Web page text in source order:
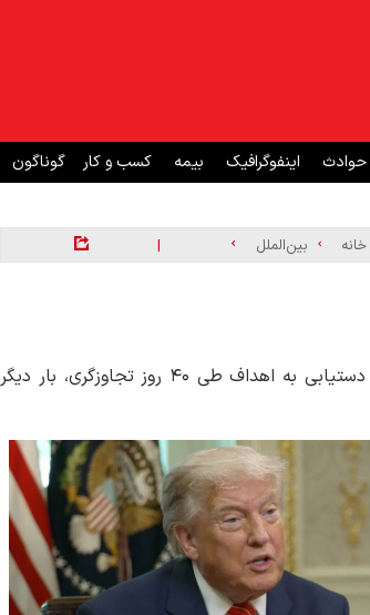
حوادث اینفوگرافیک بیمه کسب و کار گوناگون
خانه بین‌الملل |
رئیس جمهوری آمریکا ادعاهای دروغ علیه ایران را تکرار کرد و باوجود ناکامی در دستیابی به اهداف طی ۴۰ روز تجاوزگری، بار دیگر